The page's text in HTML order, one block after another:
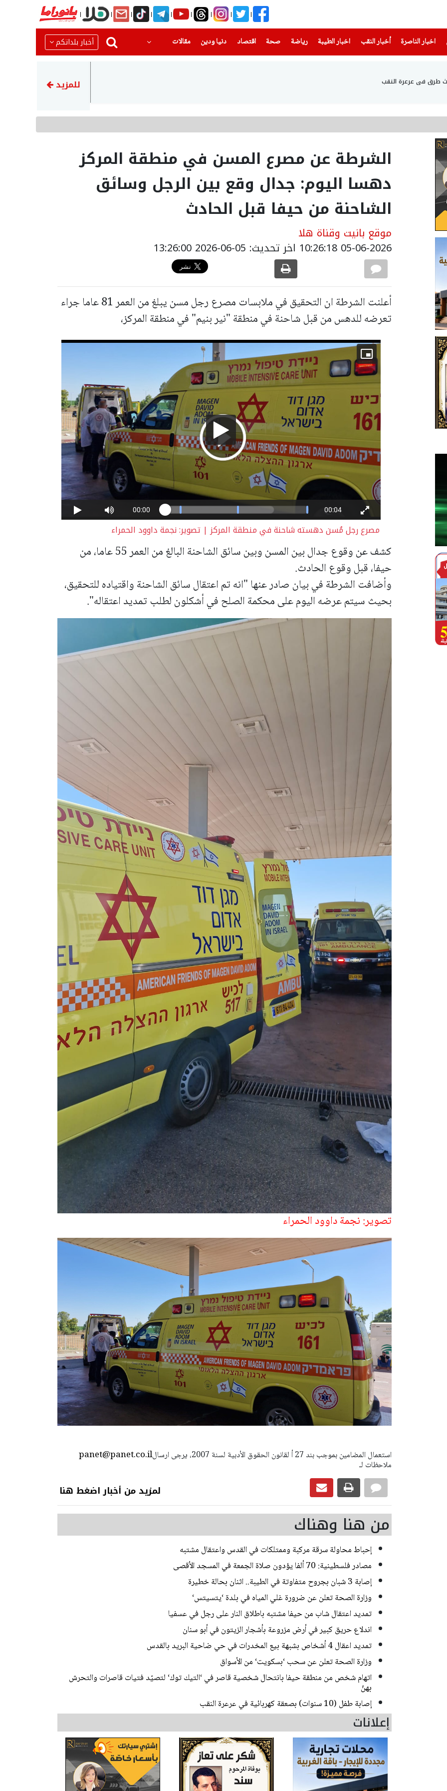
اخبار الناصرة
(current) أخبار النقب اخبار الطيبة(current) رياضة
(current) صحة(current) اقتصاد دنيا ودين
(current) مقالات أخبار بلداتكم
اتهام توني مهاجم الأهلي
للمزيد
الشرطة عن مصرع المسن في منطقة المركز
دهسا اليوم: جدال وقع بين الرجل وسائق
الشاحنة من حيفا قبل الحادث
موقع بانيت وقناة هلا
05-06-2026 10:26:18 اخر تحديث: 05-06-2026 13:26:00
أعلنت الشرطة ان التحقيق في ملابسات مصرع رجل مسن يبلغ من العمر 81 عاما جراء
تعرضه للدهس من قبل شاحنة في منطقة "نير بنيم" في منطقة المركز،
مصرع رجل مُسن دهسته شاحنة في منطقة المركز | تصوير: نجمة داوود الحمراء
كشف عن وقوع جدال بين المسن وبين سائق الشاحنة البالغ من العمر 55 عاما، من
حيفا، قبل وقوع الحادث.
وأضافت الشرطة في بيان صادر عنها "انه تم اعتقال سائق الشاحنة واقتياده للتحقيق،
بحيث سيتم عرضه اليوم على محكمة الصلح في أشكلون لطلب تمديد اعتقاله".
تصوير: نجمة داوود الحمراء
panet@panet.co.ilاستعمال المضامين بموجب بند 27 أ لقانون الحقوق الأدبية لسنة 2007، يرجى ارسال
ملاحظات لـ
لمزيد من أخبار اضغط هنا
من هنا وهناك
إحباط محاولة سرقة مركبة وممتلكات في القدس واعتقال مشتبه
مصادر فلسطينية: 70 ألفا يؤدون صلاة الجمعة في المسجد الأقصى
إصابة 3 شبان بجروح متفاوتة في الطيبة.. اثنان بحالة خطيرة
وزارة الصحة تعلن عن ضرورة غلي المياه في بلدة ‘يتسيتس‘
تمديد اعتقال شاب من حيفا مشتبه باطلاق النار على رجل في عسفيا
اندلاع حريق كبير في أرض مزروعة بأشجار الزيتون في أبو سنان
تمديد اعقال 4 أشخاص بشبهة بيع المخدرات في حي ضاحية البريد بالقدس
وزارة الصحة تعلن عن سحب ‘بسكويت‘ من الأسواق
اتهام شخص من منطقة حيفا بانتحال شخصية قاصر في ‘التيك توك‘ لتصيّد فتيات قاصرات والتحرش
بهنّ
إصابة طفل (10 سنوات) بصعقة كهربائية في عرعرة النقب
إعلانات